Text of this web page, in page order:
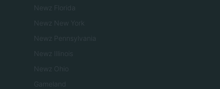
Newz Florida
Newz New York
Newz Pennsylvania
Newz Illinois
Newz Ohio
Gameland